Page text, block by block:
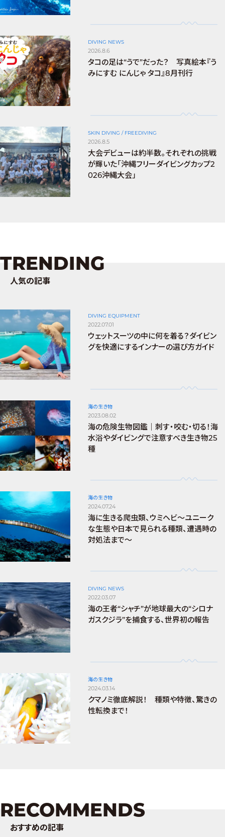
DIVING NEWS
2026.8.6
タコの足は“うで”だった？ 写真絵本『う
みにすむ にんじゃ タコ』8月刊行
SKIN DIVING / FREEDIVING
2026.8.5
大会デビューは約半数。それぞれの挑戦
が輝いた「沖縄フリーダイビングカップ2
026沖縄大会」
TRENDING
人気の記事
DIVING EQUIPMENT
2022.07.01
ウェットスーツの中に何を着る？ダイビン
グを快適にするインナーの選び方ガイド
海の生き物
2023.08.02
海の危険生物図鑑｜刺す・咬む・切る！海
水浴やダイビングで注意すべき生き物25
種
海の生き物
2024.07.24
海に生きる爬虫類、ウミヘビ～ユニーク
な生態や日本で見られる種類、遭遇時の
対処法まで～
DIVING NEWS
2022.03.07
海の王者“シャチ”が地球最大の“シロナ
ガスクジラ”を捕食する、世界初の報告
海の生き物
2024.03.14
クマノミ徹底解説！ 種類や特徴、驚きの
性転換まで！
RECOMMENDS
おすすめの記事